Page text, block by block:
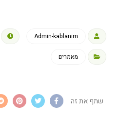
Admin-kablanim
מאמרים